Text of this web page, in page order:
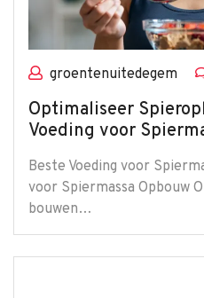
groentenuitedegem
Optimaliseer
Voeding voor
Beste Voeding voor
voor Spiermassa Opbouw
bouwen…